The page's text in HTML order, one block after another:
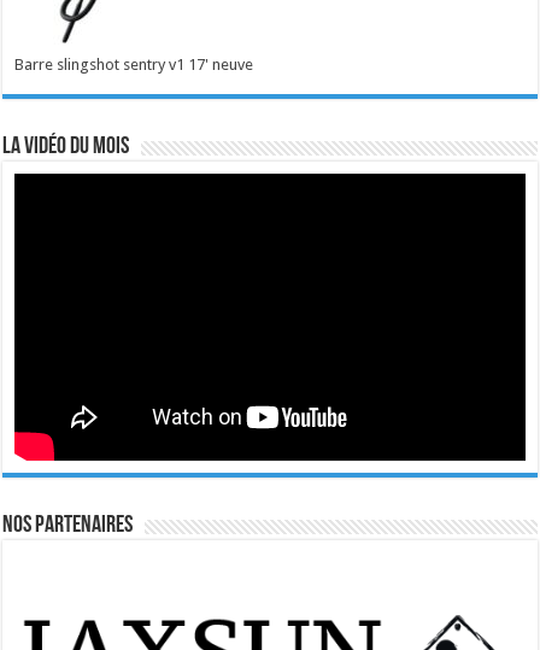
Barre slingshot sentry v1 17' neuve
La vidéo du mois
Nos Partenaires